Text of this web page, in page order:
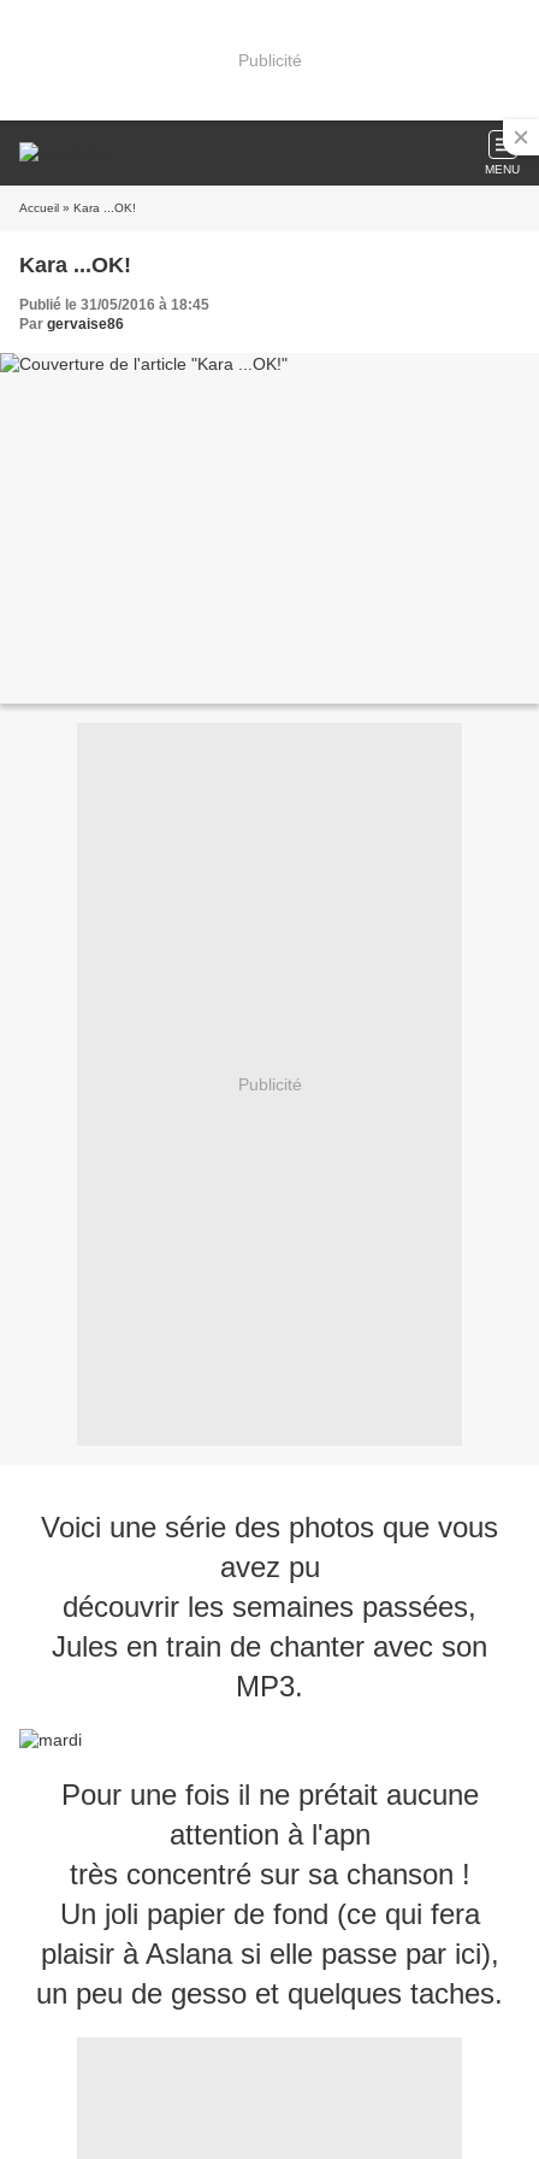
Publicité
MENU
Accueil » Kara ...OK!
Kara ...OK!
Publié le 31/05/2016 à 18:45
Par gervaise86
Publicité
Voici une série des photos que vous
avez pu
découvrir les semaines passées,
Jules en train de chanter avec son
MP3.
Pour une fois il ne prétait aucune
attention à l'apn
très concentré sur sa chanson !
Un joli papier de fond (ce qui fera
plaisir à Aslana si elle passe par ici),
un peu de gesso et quelques taches.